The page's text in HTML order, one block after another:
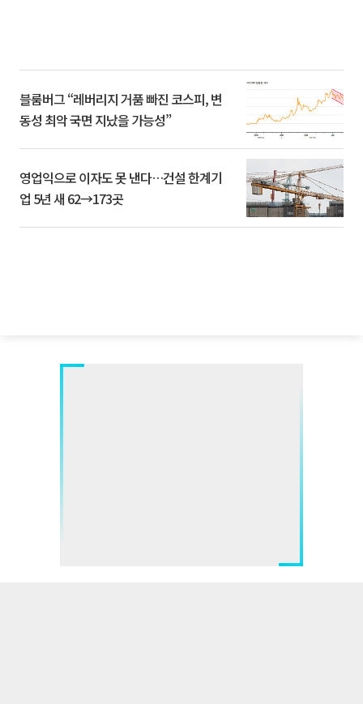
블룸버그 “레버리지 거품 빠진 코스피, 변
동성 최악 국면 지났을 가능성”
영업익으로 이자도 못 낸다…건설 한계기
업 5년 새 62→173곳